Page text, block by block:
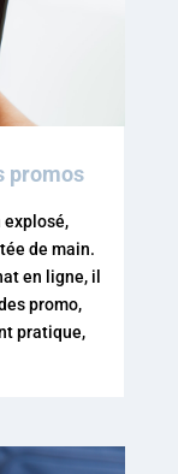
promos
explosé,
de main.
en ligne, il
promo,
pratique,